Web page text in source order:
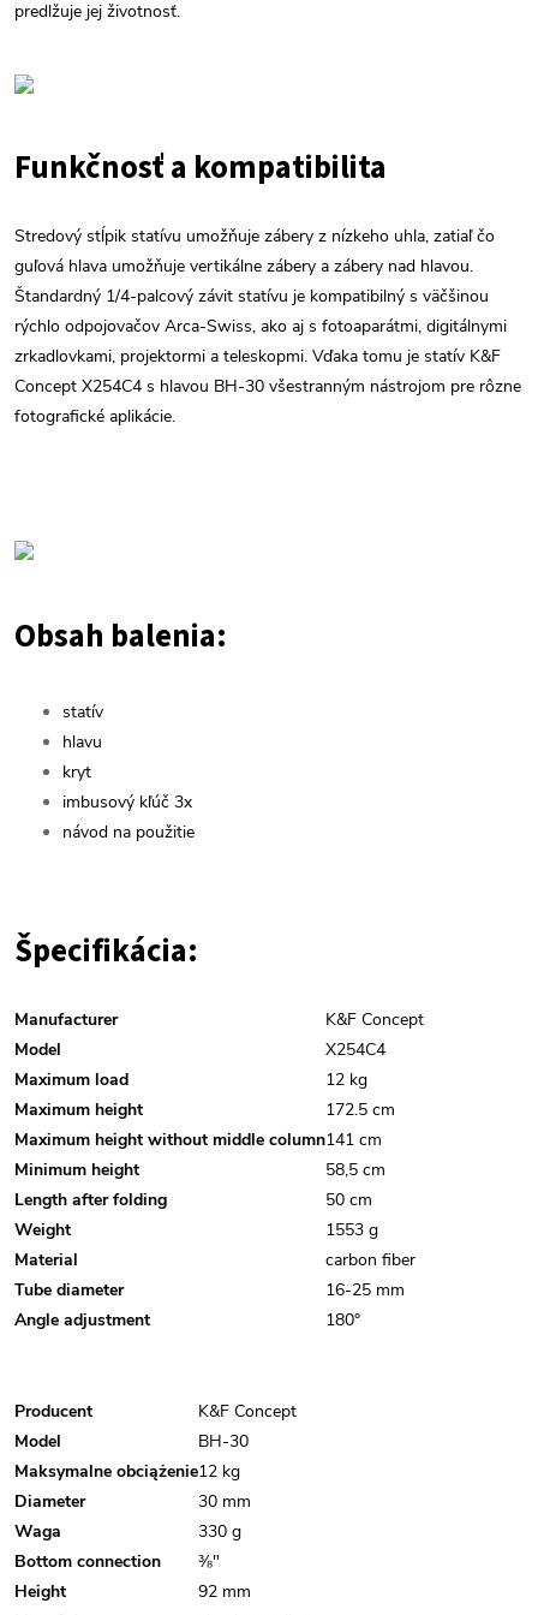
predlžuje jej životnosť.
Funkčnosť a kompatibilita
Stredový stĺpik statívu umožňuje zábery z nízkeho uhla, zatiaľ čo
guľová hlava umožňuje vertikálne zábery a zábery nad hlavou.
Štandardný 1/4-palcový závit statívu je kompatibilný s väčšinou
rýchlo odpojovačov Arca-Swiss, ako aj s fotoaparátmi, digitálnymi
zrkadlovkami, projektormi a teleskopmi. Vďaka tomu je statív K&F
Concept X254C4 s hlavou BH-30 všestranným nástrojom pre rôzne
fotografické aplikácie.
Obsah balenia:
statív
hlavu
kryt
imbusový kľúč 3x
návod na použitie
Špecifikácia:
Manufacturer
K&F Concept
Model
X254C4
Maximum load
12 kg
Maximum height
172.5 cm
Maximum height without middle column141 cm
Minimum height
58,5 cm
Length after folding
50 cm
Weight
1553 g
Material
carbon fiber
Tube diameter
16-25 mm
Angle adjustment
180°
Producent
K&F Concept
Model
BH-30
Maksymalne obciążenie12 kg
Diameter
30 mm
Waga
330 g
Bottom connection
⅜"
Height
92 mm